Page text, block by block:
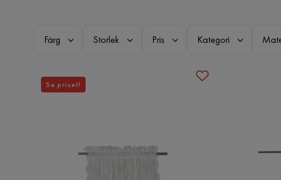
Färg Storlek Pris Kategori
Se priset!